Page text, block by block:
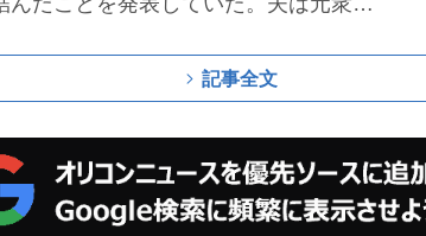
記事全文